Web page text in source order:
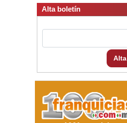
Alta boletín
Alta